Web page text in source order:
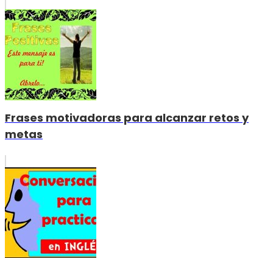
Frases motivadoras para alcanzar retos y
metas